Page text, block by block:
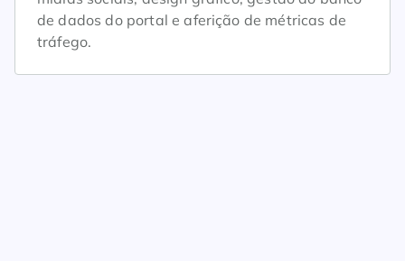
de dados do portal e aferição de métricas de
tráfego.